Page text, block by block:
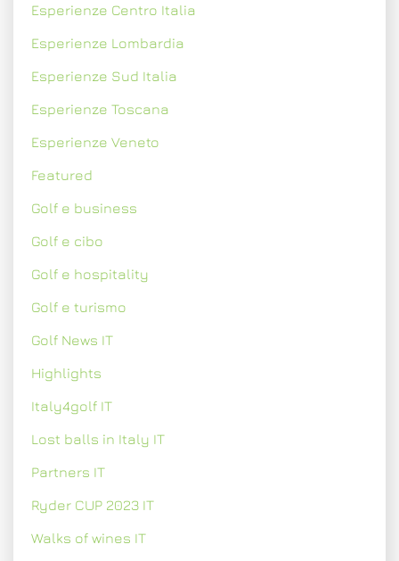
Esperienze Centro Italia
Esperienze Lombardia
Esperienze Sud Italia
Esperienze Toscana
Esperienze Veneto
Featured
Golf e business
Golf e cibo
Golf e hospitality
Golf e turismo
Golf News IT
Highlights
Italy4golf IT
Lost balls in Italy IT
Partners IT
Ryder CUP 2023 IT
Walks of wines IT